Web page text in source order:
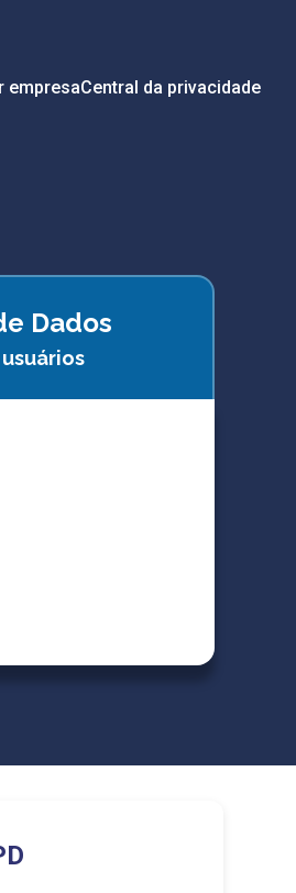
empresaCentral da privacidade
Dados